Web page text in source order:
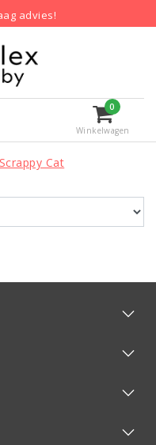
advies!
0
Winkelwagen
Scrappy Cat